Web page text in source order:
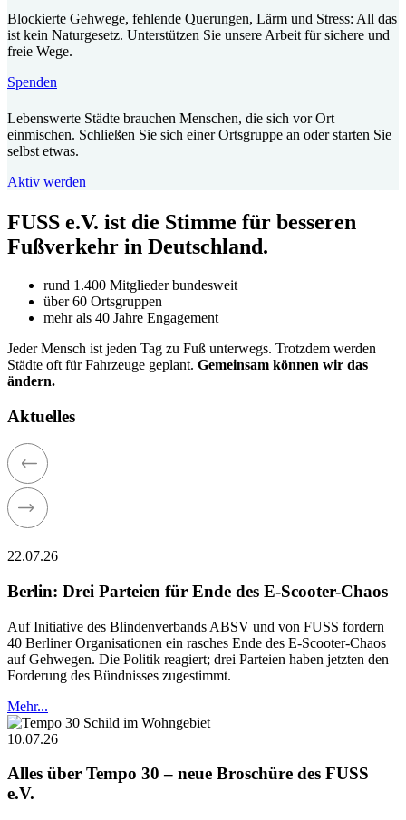
Blockierte Gehwege, fehlende Querungen, Lärm und Stress: All das
ist kein Naturgesetz. Unterstützen Sie unsere Arbeit für sichere und
freie Wege.
Spenden
Lebenswerte Städte brauchen Menschen, die sich vor Ort
einmischen. Schließen Sie sich einer Ortsgruppe an oder starten Sie
selbst etwas.
Aktiv werden
FUSS e.V. ist die Stimme für besseren
Fußverkehr in Deutschland.
rund 1.400 Mitglieder bundesweit
über 60 Ortsgruppen
mehr als 40 Jahre Engagement
Jeder Mensch ist jeden Tag zu Fuß unterwegs. Trotzdem werden
Städte oft für Fahrzeuge geplant. Gemeinsam können wir das
ändern.
Aktuelles
22.07.26
Berlin: Drei Parteien für Ende des E-Scooter-Chaos
Auf Initiative des Blindenverbands ABSV und von FUSS fordern
40 Berliner Organisationen ein rasches Ende des E-Scooter-Chaos
auf Gehwegen. Die Politik reagiert; drei Parteien haben jetzten den
Forderung des Bündnisses zugestimmt.
Mehr...
10.07.26
Alles über Tempo 30 – neue Broschüre des FUSS
e.V.